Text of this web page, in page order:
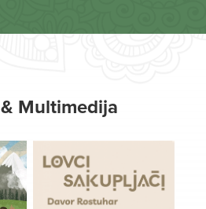
Multimedija